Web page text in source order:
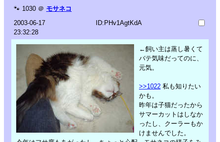
🐾 1030 ＠ モサネコ
2003-06-17
23:32:28
ID:PHv1AgtKdA
←飼い主は蒸し暑くて
バテ気味だってのに、
元気。
>>1022 私も知りたい
かも。
昨年は子猫だったから
サマーカットはしなか
ったし、クーラーもか
けませんでした。